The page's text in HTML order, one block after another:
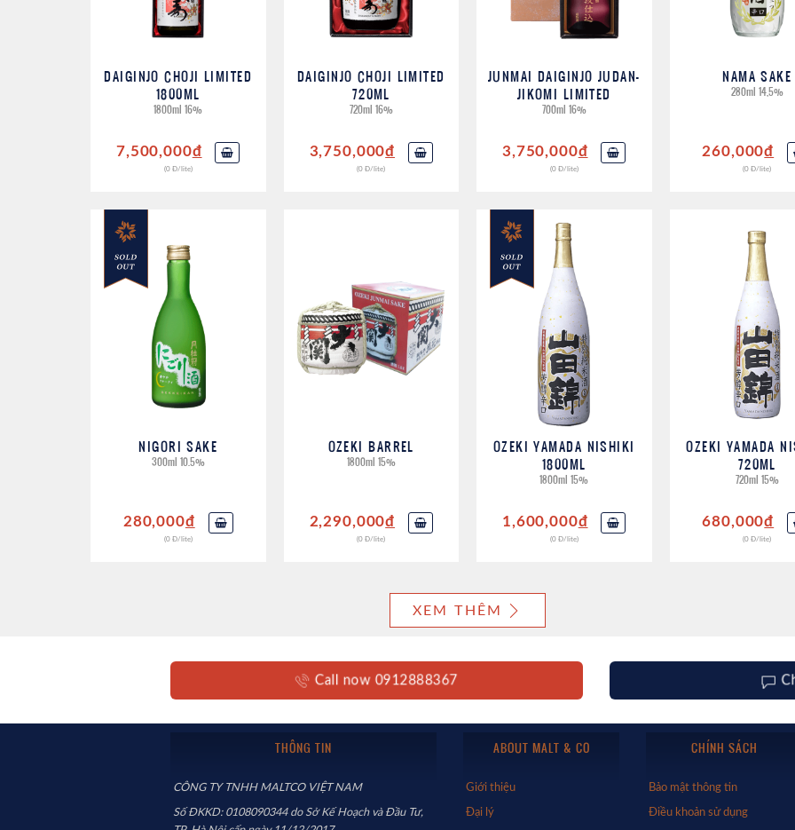
DAIGINJO CHOJI LIMITED
1800ML
1800ml 16%
7,500,000đ
(0 Đ/lite)
DAIGINJO CHOJI LIMITED
720ML
720ml 16%
3,750,000đ
(0 Đ/lite)
JUNMAI DAIGINJO JUDAN-
JIKOMI LIMITED
700ml 16%
3,750,000đ
(0 Đ/lite)
NAMA SAKE
280ml 14,5%
260,000đ
(0 Đ/lite)
NIGORI SAKE
300ml 10.5%
280,000đ
(0 Đ/lite)
OZEKI BARREL
1800ml 15%
2,290,000đ
(0 Đ/lite)
OZEKI YAMADA NISHIKI
1800ML
1800ml 15%
1,600,000đ
(0 Đ/lite)
OZEKI YAMADA
720ML
720ml 15%
680,000đ
(0 Đ/lite)
XEM THÊM
Call now 0912888367
THÔNG TIN
CÔNG TY TNHH MALTCO VIỆT NAM
Số ĐKKD: 0108090344 do Sở Kế Hoạch và Đầu Tư,
ABOUT MALT & CO
Giới thiệu
Đại lý
CHÍNH SÁCH
Bảo mật thông tin
Điều khoản sử dụng